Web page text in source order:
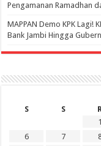
Pengamanan Ramadhan
‎MAPPAN Demo KPK Lagi!
Bank Jambi Hingga
S
S
1
6
7